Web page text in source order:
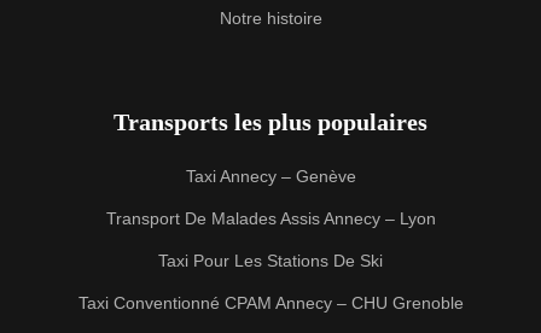
Notre histoire
Transports les plus populaires
Taxi Annecy – Genève
Transport De Malades Assis Annecy – Lyon
Taxi Pour Les Stations De Ski
Taxi Conventionné CPAM Annecy – CHU Grenoble